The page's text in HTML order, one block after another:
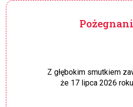
Z głębokim smutkiem
że 17 lipca 2026